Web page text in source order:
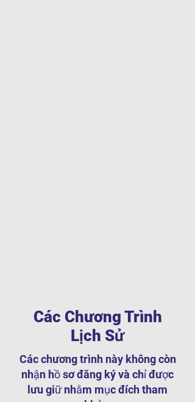
Các Chương Trình
Lịch Sử
Các chương trình này không còn
nhận hồ sơ đăng ký và chỉ được
lưu giữ nhằm mục đích tham